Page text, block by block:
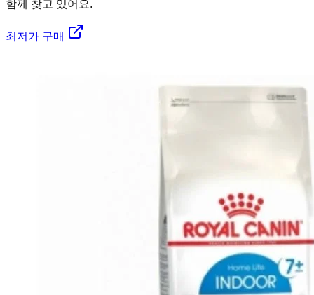
함께 찾고 있어요.
최저가 구매